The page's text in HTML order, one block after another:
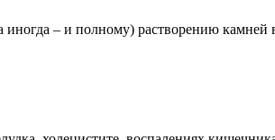
иногда – и полному) растворению